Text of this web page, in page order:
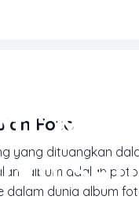
Foto
yang dituangkan
album adalah
dunia album